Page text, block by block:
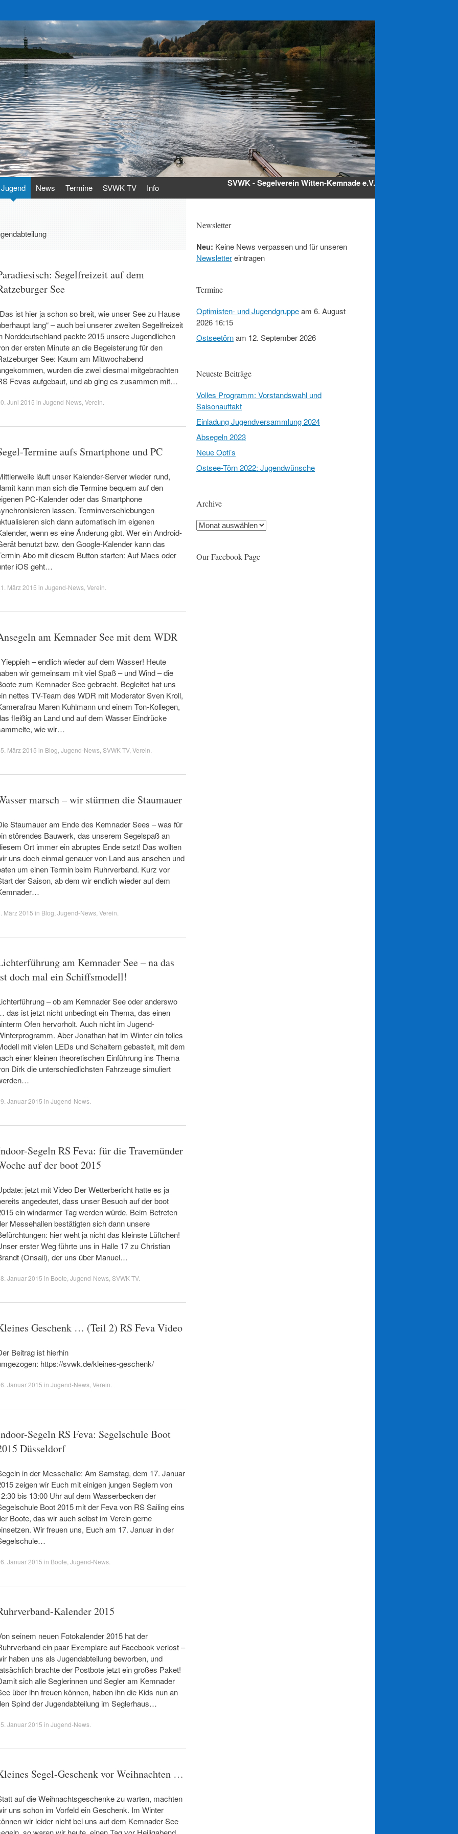
Jugend News Termine SVWK TV Info SVWK - Segelverein Witten-Kemnade e.V.
Segelfreizeit auf dem
See
ist hier ja schon so breit, wie unser See zu Hause
lang“ – auch bei unserer zweiten Segelfreizeit
Norddeutschland packte 2015 unsere Jugendlichen
der ersten Minute an die Begeisterung für den
See: Kaum am Mittwochabend
wurden die zwei diesmal mitgebrachten
Fevas aufgebaut, und ab ging es zusammen mit…
Juni 2015 in Jugend-News Verein
Termine aufs Smartphone und PC
läuft unser Kalender-Server wieder rund,
kann man sich die Termine bequem auf den
PC-Kalender oder das Smartphone
lassen. Terminverschiebungen
sich dann automatisch im eigenen
wenn es eine Änderung gibt. Wer ein Android-
benutzt bzw. den Google-Kalender kann das
Abo mit diesem Button starten: Auf Macs oder
iOS geht…
März 2015 in Jugend-News Verein
am Kemnader See mit dem WDR
– endlich wieder auf dem Wasser! Heute
wir gemeinsam mit viel Spaß – und Wind – die
zum Kemnader See gebracht. Begleitet hat uns
nettes TV-Team des WDR mit Moderator Sven Kroll,
Maren Kuhlmann und einem Ton-Kollegen,
fleißig an Land und auf dem Wasser Eindrücke
wie wir…
März 2015 in Blog Jugend-News SVWK TV, Verein
marsch – wir stürmen die Staumauer
Staumauer am Ende des Kemnader Sees – was für
störendes Bauwerk, das unserem Segelspaß an
Ort immer ein abruptes Ende setzt! Das wollten
uns doch einmal genauer von Land aus ansehen und
um einen Termin beim Ruhrverband. Kurz vor
der Saison, ab dem wir endlich wieder auf dem
März 2015 in Blog Jugend-News Verein
am Kemnader See – na das
doch mal ein Schiffsmodell!
– ob am Kemnader See oder anderswo
das ist jetzt nicht unbedingt ein Thema, das einen
Ofen hervorholt. Auch nicht im Jugend-
Aber Jonathan hat im Winter ein tolles
mit vielen LEDs und Schaltern gebastelt, mit dem
einer kleinen theoretischen Einführung ins Thema
Dirk die unterschiedlichsten Fahrzeuge simuliert
Januar 2015 in Jugend-News
Segeln RS Feva: für die Travemünder
auf der boot 2015
jetzt mit Video Der Wetterbericht hatte es ja
angedeutet, dass unser Besuch auf der boot
ein windarmer Tag werden würde. Beim Betreten
Messehallen bestätigten sich dann unsere
hier weht ja nicht das kleinste Lüftchen!
erster Weg führte uns in Halle 17 zu Christian
(Onsail), der uns über Manuel…
Januar 2015 in Boote Jugend-News SVWK TV.
Geschenk … (Teil 2) RS Feva Video
Beitrag ist hierhin
https://svwk.de/kleines-geschenk/
Januar 2015 in Jugend-News Verein
Segeln RS Feva: Segelschule Boot
Düsseldorf
in der Messehalle: Am Samstag, dem 17. Januar
zeigen wir Euch mit einigen jungen Seglern von
bis 13:00 Uhr auf dem Wasserbecken der
Boot 2015 mit der Feva von RS Sailing eins
Boote, das wir auch selbst im Verein gerne
Wir freuen uns, Euch am 17. Januar in der
Januar 2015 in Boote Jugend-News
Kalender 2015
seinem neuen Fotokalender 2015 hat der
ein paar Exemplare auf Facebook verlost –
haben uns als Jugendabteilung beworben, und
brachte der Postbote jetzt ein großes Paket!
sich alle Seglerinnen und Segler am Kemnader
über ihn freuen können, haben ihn die Kids nun an
Spind der Jugendabteilung im Seglerhaus…
Januar 2015 in Jugend-News
Segel-Geschenk vor Weihnachten …
auf die Weihnachtsgeschenke zu warten, machten
uns schon im Vorfeld ein Geschenk. Im Winter
wir leider nicht bei uns auf dem Kemnader See
Newsletter
Neu: Keine News verpassen und für unseren
Newslettereintragen
Termine
Optimisten- und Jugendgruppeam 6. August
2026 16:15
Ostseetörnam 12. September 2026
Neueste Beiträge
Volles Programm: Vorstandswahl und
Saisonauftakt
Einladung Jugendversammlung 2024
Absegeln 2023
Neue Opti’s
Ostsee-Törn 2022: Jugendwünsche
Archive
Archive
Our Facebook Page